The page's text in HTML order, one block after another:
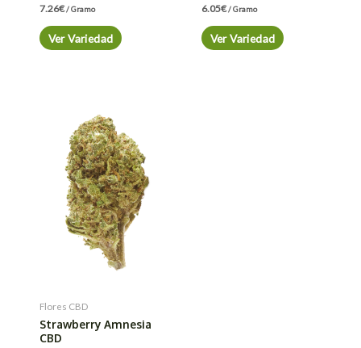
7.26€/ Gramo
Ver Variedad
6.05€/ Gramo
Ver Variedad
Flores CBD
Strawberry Amnesia
CBD